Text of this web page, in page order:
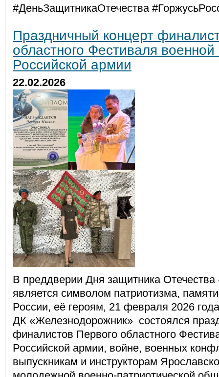
#ДеньЗащитникаОтечества
Праздничный концерт
областного Фестиваля военной
Российской армии
22.02.2026
В преддверии Дня защитника Отечества
является символом патриотизма,
России, её героям, 21 февраля 2026
ДК «Железнодорожник» состоялся
финалистов Первого областного
Российской армии, войне, военных
выпускникам и инструкторам